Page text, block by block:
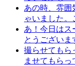
あの時、雰囲
ゃいました。
あ！今日はス
とうございま
撮らせてもら
ませてもらっ